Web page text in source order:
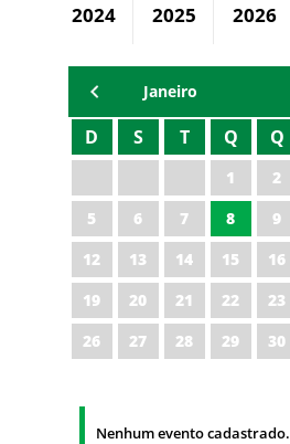
2024 2025 2026
Janeiro
D S T Q Q
1 2
5
6 7 8 9
12
13 14 15 16
19
20 21 22 23
26
27 28 29 30
Nenhum evento cadastrado.